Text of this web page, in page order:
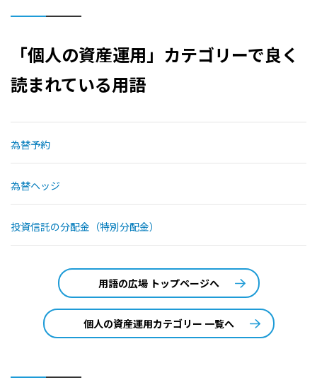
「個人の資産運用」カテゴリーで良く
読まれている用語
為替予約
為替ヘッジ
投資信託の分配金（特別分配金）
用語の広場 トップページへ
個人の資産運用カテゴリー 一覧へ